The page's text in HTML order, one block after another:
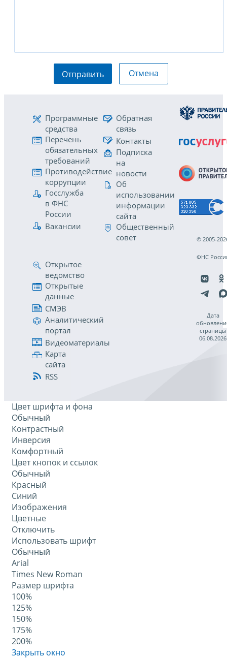
Отправить Отмена
Программные
средства
Перечень
обязательных
требований
Противодействие
коррупции
Госслужба
в ФНС
России
Вакансии
Обратная
связь
Контакты
Подписка
на
новости
Об
использовании
информации
сайта
Общественный
совет
Открытое
ведомство
Открытые
данные
СМЭВ
Аналитический
портал
Видеоматериалы
Карта
сайта
RSS
© 2005-
ФНС
Дата
страницы
06.08.2026
Цвет шрифта и фона
Обычный
Контрастный
Инверсия
Комфортный
Цвет кнопок и ссылок
Обычный
Красный
Синий
Изображения
Цветные
Отключить
Использовать шрифт
Обычный
Arial
Times New Roman
Размер шрифта
100%
125%
150%
175%
200%
Закрыть окно